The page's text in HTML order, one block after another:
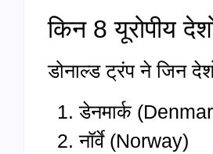
किन 8 यूरोपीय
डोनाल्ड ट्रंप ने जिन
डेनमार्क
नॉर्वे (Norway)